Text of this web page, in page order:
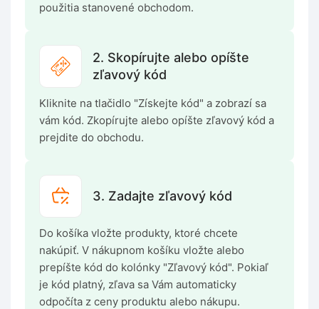
použitia stanovené obchodom.
2. Skopírujte alebo opíšte
zľavový kód
Kliknite na tlačidlo "Získejte kód" a zobrazí sa
vám kód. Zkopírujte alebo opíšte zľavový kód a
prejdite do obchodu.
3. Zadajte zľavový kód
Do košíka vložte produkty, ktoré chcete
nakúpiť. V nákupnom košíku vložte alebo
prepíšte kód do kolónky "Zľavový kód". Pokiaľ
je kód platný, zľava sa Vám automaticky
odpočíta z ceny produktu alebo nákupu.